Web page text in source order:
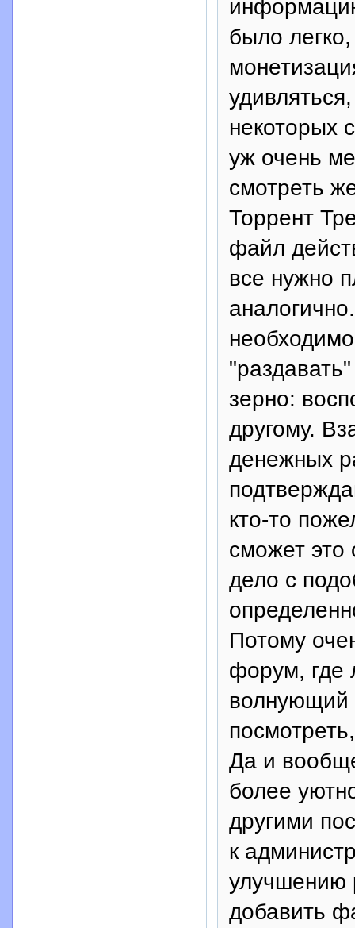
было
некоторых
уж очень
смотреть
Торрент
файл
все нужно
зерно:
другому.
денежных
кто-то
сможет это
дело с
Потому
форум, где
волнующий
Да и
более
другими
к
улучшению
добавить